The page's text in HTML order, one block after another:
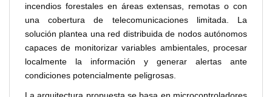
incendios forestales en áreas extensas, remotas o con
una cobertura de telecomunicaciones limitada. La
solución plantea una red distribuida de nodos autónomos
capaces de monitorizar variables ambientales, procesar
localmente la información y generar alertas ante
condiciones potencialmente peligrosas.